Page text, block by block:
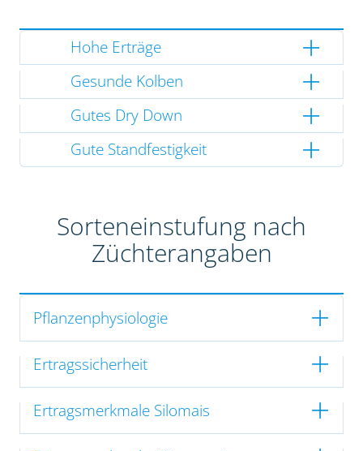
Hohe Erträge
Gesunde Kolben
Gutes Dry Down
Gute Standfestigkeit
Sorteneinstufung nach
Züchterangaben
Pflanzenphysiologie
Ertragssicherheit
Ertragsmerkmale Silomais